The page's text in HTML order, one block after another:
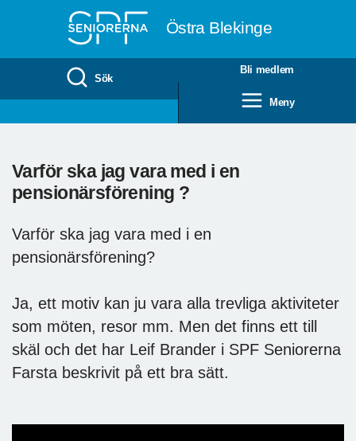
Östra Blekinge
Sök
Bli medlem
Meny
Varför ska jag vara med i en
pensionärsförening ?
Varför ska jag vara med i en
pensionärsförening?
Ja, ett motiv kan ju vara alla trevliga aktiviteter
som möten, resor mm. Men det finns ett till
skäl och det har Leif Brander i SPF Seniorerna
Farsta beskrivit på ett bra sätt.